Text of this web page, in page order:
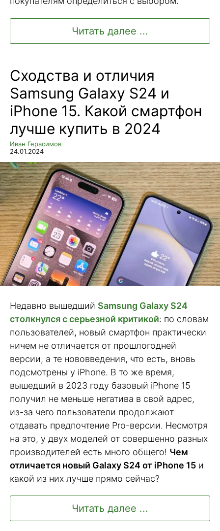
Читать далее ...
Сходства и отличия
Samsung Galaxy S24 и
iPhone 15. Какой смартфон
лучше купить в 2024
Иван Герасимов
24.01.2024
Недавно вышедший Samsung Galaxy S24
столкнулся с серьезной критикой: по словам
пользователей, новый смартфон практически
ничем не отличается от прошлогодней
версии, а те нововведения, что есть, вновь
подсмотрены у iPhone. В то же время,
вышедший в 2023 году базовый iPhone 15
получил не меньше негатива в свой адрес,
из-за чего пользователи продолжают
отдавать предпочтение Pro-версии. Несмотря
на это, у двух моделей от совершенно разных
производителей есть много общего! Чем
отличается новый Galaxy S24 от iPhone 15 и
какой из них лучше прямо сейчас?
Читать далее ...